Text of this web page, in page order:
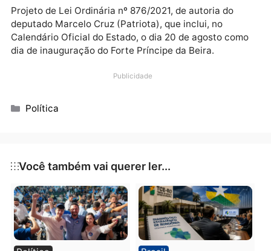
da Mesa Diretora, sustando os efeitos do Contrato
267/PGE-2021, decorrente do Pregão Eletrônico nº
482/2018/Supel.
Projeto de Lei Ordinária nº 907/2021, de autoria do
de jovens em eventos, projetos esportivos e
Projeto de Lei Ordinária nº 876/2021, de autoria do
Calendário Oficial do Estado, o dia 20 de agosto
dia de inauguração do Forte Príncipe da Beira.
Publicidade